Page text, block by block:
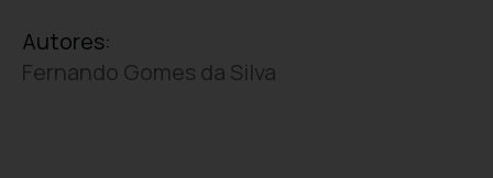
Autores:
Fernando Gomes da Silva